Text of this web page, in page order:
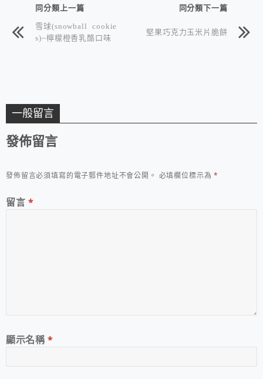
同分類上一篇
雪球(snowball cookie
s)~檸檬橙香乳酪口味
同分類下一篇
堅果巧克力玉米片脆餅
一般留言
發佈留言
發佈留言必須填寫的電子郵件地址不會公開。 必填欄位標示為*
留言 *
顯示名稱*